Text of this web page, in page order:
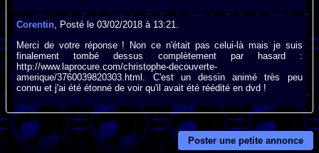
Corentin, Posté le 03/02/2018 à 13:21.
Merci de votre réponse ! Non ce n'était pas celui-là mais je suis
finalement tombé dessus complètement par hasard :
http://www.laprocure.com/christophe-decouverte-
amerique/3760039820303.html. C'est un dessin animé très peu
connu et j'ai été étonné de voir qu'il avait été réédité en dvd !
Poster une petite annonce